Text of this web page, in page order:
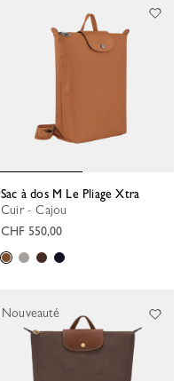
Sac à dos M Le Pliage Xtra
Cuir - Cajou
CHF 550,00
Nouveauté